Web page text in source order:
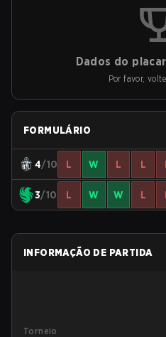
Dados do
Por favor,
FORMULÁRIO
4/10 L W L L
3/10 L W W L
INFORMAÇÃO DE PARTIDA
Torneio